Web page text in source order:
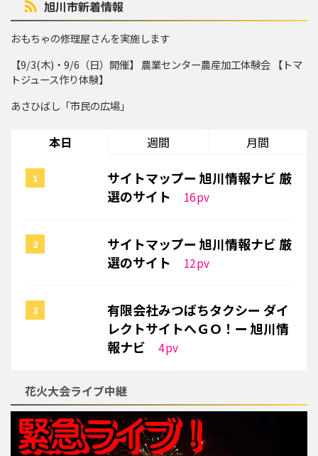
旭川市新着情報
おもちゃの修理屋さんを実施します
【9/3(木)・9/6（日）開催】 農業センター農産加工体験会 【トマ
トジュース作り体験】
あさひばし「市民の広場」
本日 週間 月間
サイトマップー 旭川情報ナビ 厳
選のサイト
16pv
サイトマップー 旭川情報ナビ 厳
選のサイト
12pv
有限会社みつばちタクシー ダイ
レクトサイトへＧＯ！ー 旭川情
報ナビ
4pv
花火大会ライブ中継